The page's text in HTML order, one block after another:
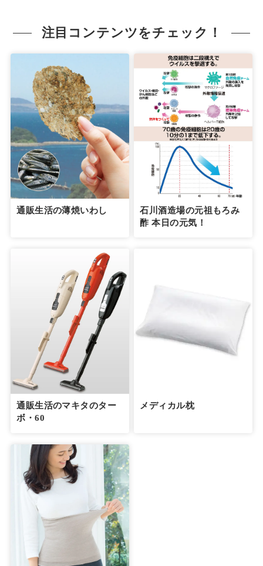
注目コンテンツをチェック！
通販生活の薄焼いわし
石川酒造場の元祖もろみ
酢 本日の元気！
通販生活のマキタのター
ボ・60
メディカル枕